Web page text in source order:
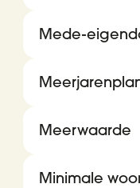
Mede-
Meerwaarde
Minimale